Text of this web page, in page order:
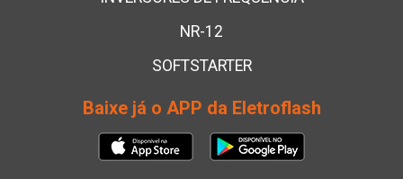
NR-12
SOFTSTARTER
Baixe já o APP da Eletroflash